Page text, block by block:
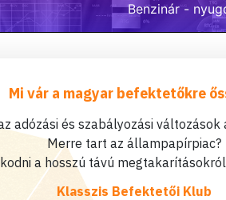
Benzinár -
Mi vár a magyar befektetőkre
adózási és szabályozási
Merre tart az állampapírpiac?
a hosszú távú
Klasszis Befektetői Klub